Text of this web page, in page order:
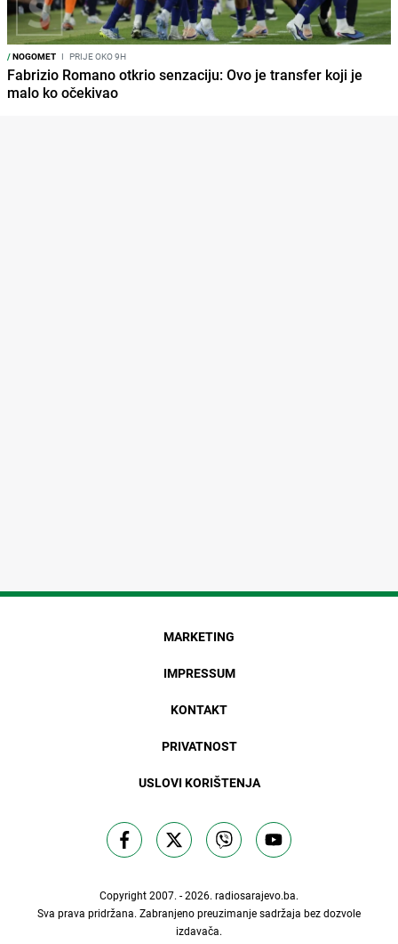
/NOGOMET I PRIJE OKO 9H
Fabrizio Romano otkrio senzaciju: Ovo je transfer koji je
malo ko očekivao
MARKETING
IMPRESSUM
KONTAKT
PRIVATNOST
USLOVI KORIŠTENJA
Copyright 2007. - 2026. radiosarajevo.ba.
Sva prava pridržana. Zabranjeno preuzimanje sadržaja bez dozvole
izdavača.